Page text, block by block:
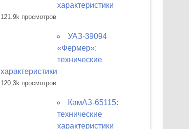
характеристики
121.9k просмотров
УАЗ-39094
«Фермер»:
технические
характеристики
120.3k просмотров
КамАЗ-65115:
технические
характеристики